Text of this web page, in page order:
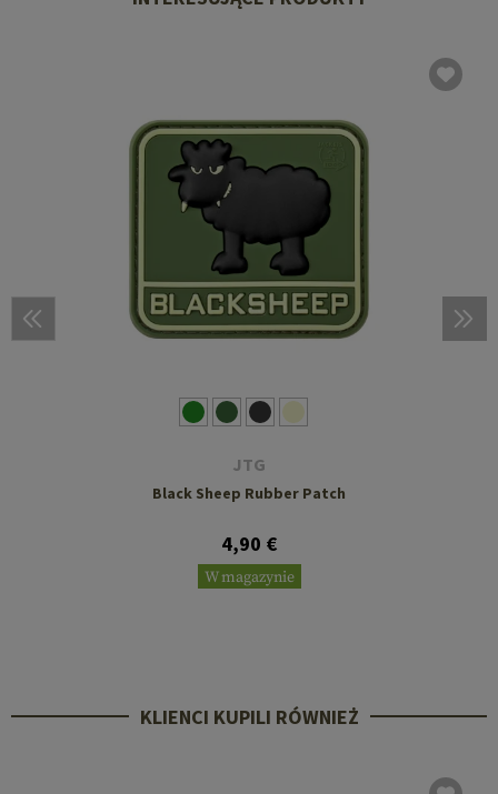
JTG
Black Sheep Rubber Patch
4,90 €
W magazynie
KLIENCI KUPILI RÓWNIEŻ